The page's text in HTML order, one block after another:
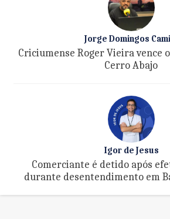
Jorge Domingos
Criciumense Roger Vieira vence
Cerro Abajo
Igor de Jesus
Comerciante é detido após
durante desentendimento em